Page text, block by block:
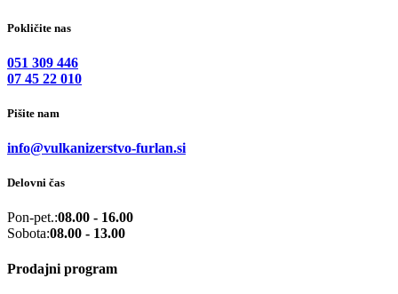
Pokličite nas
051 309 446
07 45 22 010
Pišite nam
info@vulkanizerstvo-furlan.si
Delovni čas
Pon-pet.:08.00 - 16.00
Sobota:08.00 - 13.00
Prodajni program